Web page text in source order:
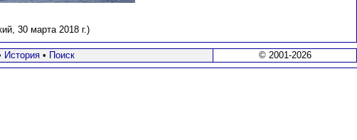
30 марта 2018 г.)
История• Поиск © 2001-2026